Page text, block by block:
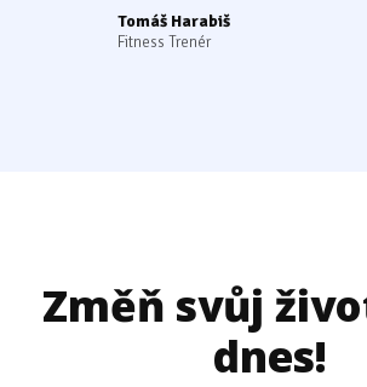
Tomáš Harabiš
Fitness Trenér
Změň svůj
dnes!